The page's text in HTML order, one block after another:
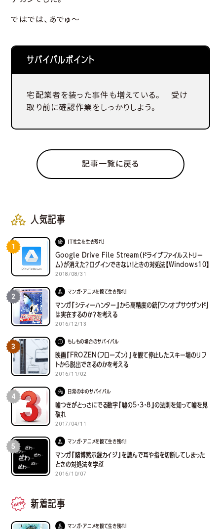
ではでは、あでゅ～
サバイバルポイント
宅配業者を装った事件も増えている。 受け
取り前に確認作業をしっかりしよう。
記事一覧に戻る
人気記事
1
IT社会を生き残れ！
Google Drive File Stream（ドライブファイルストリー
ム）が消えた？ログインできない！ときの対処法【Windows10】
2018/08/31
2
マンガ・アニメを観て生き残れ！
マンガ『シティーハンター』から高精度の銃「ワンオブサウザンド」
は実在するのか？を考える
2016/12/13
3
もしもの場合のサバイバル
映画『FROZEN（フローズン）』を観て停止したスキー場のリフ
トから脱出できるのかを考える
2016/11/02
4
日常の中のサバイバル
嘘つきがとっさにでる数字『嘘の5・3・8』の法則を知って嘘を見
破れ
2017/04/11
5
マンガ・アニメを観て生き残れ！
マンガ『賭博黙示録カイジ』を読んで耳や指を切断してしまった
ときの対処法を学ぶ
2016/10/07
新着記事
マンガ・アニメを観て生き残れ！